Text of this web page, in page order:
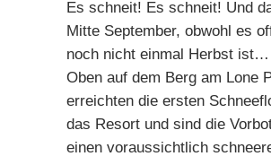
Es schneit! Es schneit! Und
Mitte September, obwohl es
noch nicht einmal Herbst ist…
Oben auf dem Berg am Lone
erreichten die ersten
das Resort und sind die
einen voraussichtlich